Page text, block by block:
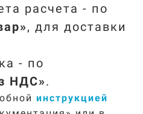
расчета - по
», для доставки
- по
НДС».
инструкцией